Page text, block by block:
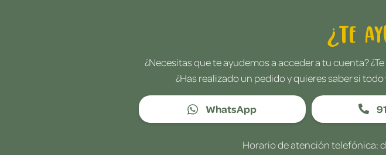
¿Te
¿Necesitas que te ayudemos a acceder a tu cuenta?
¿Has realizado un pedido y quieres saber si
WhatsApp
Horario de atención telefónica: